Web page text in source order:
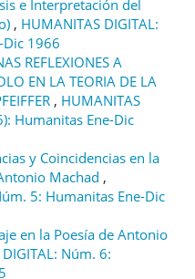
e Interpretación del
, HUMANITAS DIGITAL:
Dic 1966
REFLEXIONES A
EN LA TEORIA DE LA
, HUMANITAS
Humanitas Ene-Dic
y Coincidencias en la
Machad ,
5: Humanitas Ene-Dic
en la Poesía de Antonio
Núm. 6: